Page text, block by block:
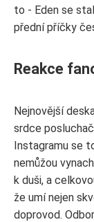
to - Eden se
přední příčky
Reakce
Nejnovější
srdce
Instagramu se
nemůžou
k duši, a
že umí nejen
doprovod.